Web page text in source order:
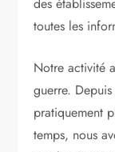
des
toutes les
Notre activité
guerre.
pratiquement
temps, nous